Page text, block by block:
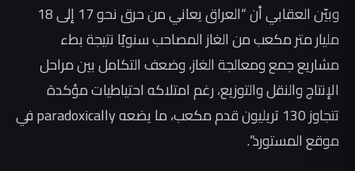
وبيّن العقابي أن “العراق يعاني من حرق نحو 17 إلى 18
مليار متر مكعب من الغاز المصاحب سنويًا نتيجة بطء
مشاريع جمع ومعالجة الغاز، وضعف التكامل بين مراحل
الإنتاج والنقل والتوزيع، رغم امتلاكه احتياطيات مؤكدة
تتجاوز 130 تريليون قدم مكعب، ما يضعه paradoxically في
موقع المستورد”.